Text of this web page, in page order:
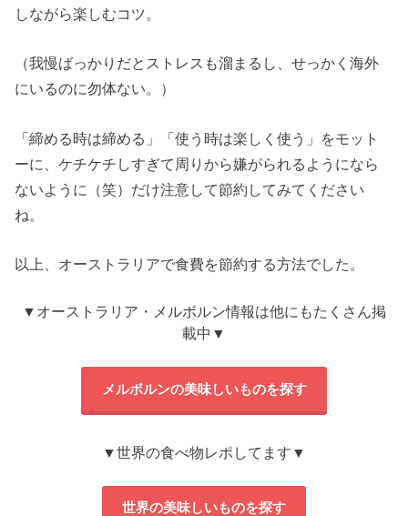
しながら楽しむコツ。
（我慢ばっかりだとストレスも溜まるし、せっかく海外
にいるのに勿体ない。）
「締める時は締める」「使う時は楽しく使う」をモット
ーに、ケチケチしすぎて周りから嫌がられるようになら
ないように（笑）だけ注意して節約してみてください
ね。
以上、オーストラリアで食費を節約する方法でした。
▼オーストラリア・メルボルン情報は他にもたくさん掲
載中▼
メルボルンの美味しいものを探す
▼世界の食べ物レポしてます▼
世界の美味しいものを探す